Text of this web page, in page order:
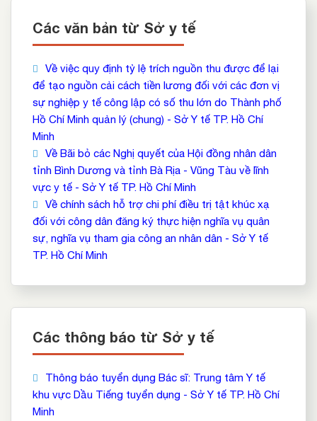
Các văn bản từ Sở y tế
Về việc quy định tỷ lệ trích nguồn thu được để lại
để tạo nguồn cải cách tiền lương đối với các đơn vị
sự nghiệp y tế công lập có số thu lớn do Thành phố
Hồ Chí Minh quản lý (chung) - Sở Y tế TP. Hồ Chí
Minh
Về Bãi bỏ các Nghị quyết của Hội đồng nhân dân
tỉnh Bình Dương và tỉnh Bà Rịa - Vũng Tàu về lĩnh
vực y tế - Sở Y tế TP. Hồ Chí Minh
Về chính sách hỗ trợ chi phí điều trị tật khúc xạ
đối với công dân đăng ký thực hiện nghĩa vụ quân
sự, nghĩa vụ tham gia công an nhân dân - Sở Y tế
TP. Hồ Chí Minh
Các thông báo từ Sở y tế
Thông báo tuyển dụng Bác sĩ: Trung tâm Y tế
khu vực Dầu Tiếng tuyển dụng - Sở Y tế TP. Hồ Chí
Minh